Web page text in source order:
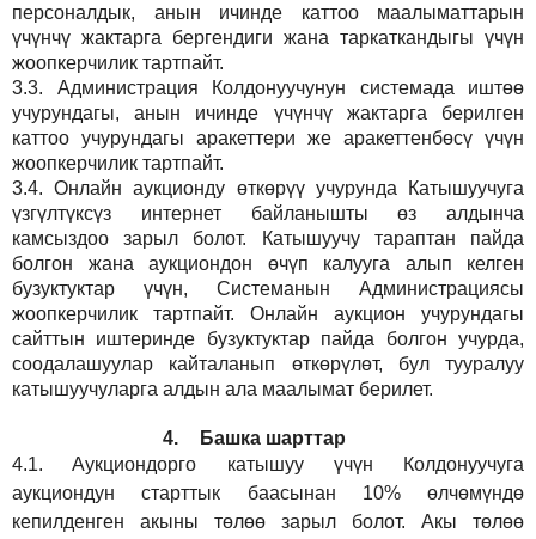
персоналдык, анын ичинде каттоо маалыматтарын
үчүнчү жактарга бергендиги жана таркаткандыгы үчүн
жоопкерчилик тартпайт.
3.3. Администрация Колдонуучунун системада иштөө
учурундагы, анын ичинде үчүнчү жактарга берилген
каттоо учурундагы аракеттери же аракеттенбөсү үчүн
жоопкерчилик тартпайт.
3.4.Онлайн аукционду өткөрүү учурунда Катышуучуга
үзгүлтүксүз интернет байланышты өз алдынча
камсыздоозарыл болот.
Катышуучу тараптан пайда
болгон жана аукциондон өчүп калууга алып келген
бузуктуктар үчүн, Системанын Администрациясы
жоопкерчилик тартпайт. Онлайн аукцион учурундагы
сайттын иштеринде бузуктуктар пайда болгон учурда,
соодалашуулар кайталанып өткөрүлөт, бул тууралуу
катышуучуларга алдын ала маалымат берилет.
4.
Башка шарттар
4.1.
Аукциондорго катышуу үчүн Колдонуучуга
аукциондун старттык баасынан 10% өлчөмүндө
кепилденген акыны төлөө зарыл болот. Акы төлөө